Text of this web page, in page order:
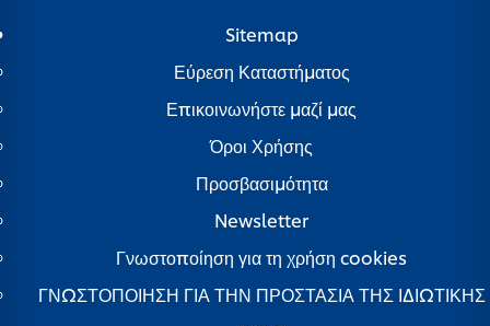
Sitemap
Εύρεση Καταστήματος
Επικοινωνήστε μαζί μας
Όροι Χρήσης
Προσβασιμότητα
Newsletter
Γνωστοποίηση για τη χρήση cookies
ΓΝΩΣΤΟΠΟΙΗΣΗ ΓΙΑ ΤΗΝ ΠΡΟΣΤΑΣΙΑ ΤΗΣ ΙΔΙΩΤΙΚΗΣ